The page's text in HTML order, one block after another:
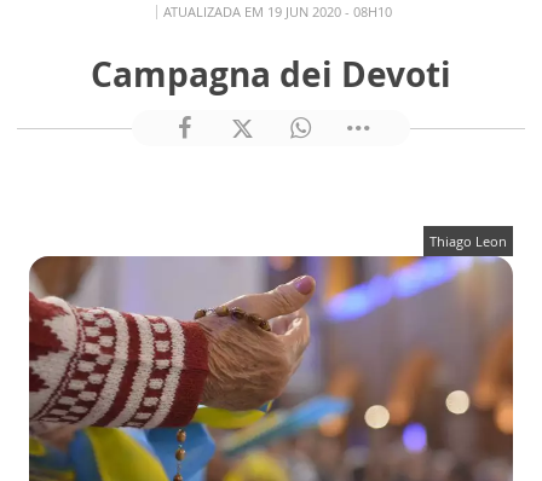
ATUALIZADA EM 19 JUN 2020 - 08H10
Campagna dei Devoti
Thiago Leon